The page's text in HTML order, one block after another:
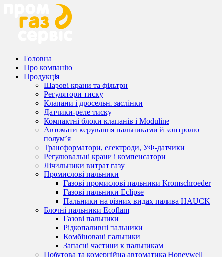
Головна
Про компанію
Продукція
Шарові крани та фільтри
Регулятори тиску
Клапани і дросельні заслінки
Датчики-реле тиску
Компактні блоки клапанів і Moduline
Автомати керування пальниками й контролю
полум’я
Трансформатори, електроди, УФ-датчики
Регулювальні крани і компенсатори
Лічильники витрат газу
Промислові пальники
Газові промислові пальники Kromschroeder
Газові пальники Eclipse
Пальники на різних видах палива HAUCK
Блочні пальники Ecoflam
Газові пальники
Рідкопаливні пальники
Комбіновані пальники
Запасні частини к пальникам
Побутова та комерційна автоматика Honeywell